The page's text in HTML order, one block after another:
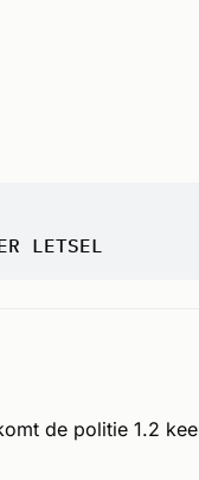
LETSEL
de politie 1.2